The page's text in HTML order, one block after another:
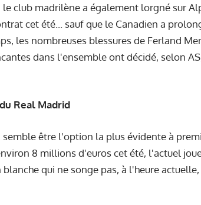
club madrilène a également lorgné sur
cet été... sauf que le Canadien a
les nombreuses blessures de Ferland
dans l'ensemble ont décidé, selon
Real Madrid
semble être l'option la plus évidente à
8 millions d'euros cet été, l'actuel
qui ne songe pas, à l'heure